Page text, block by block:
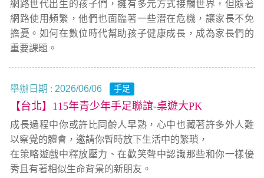
網路世代出生的孩子們，擁有多元方式接觸世界，但隨著
網路使用頻繁，他們也面臨著一些潛在危機，讓家長不免
擔憂。如何在數位時代幫助孩子健康成長，成為家長們的
重要課題。
舉辦日期 : 2026/06/06 手足
【台北】115年青少年手足聯誼-桌遊大PK
成長過程中你或許比同齡人早熟，心中也藏著許多外人難
以察覺的體會，邀請你暫時放下生活中的繁瑣，
在策略遊戲中釋放壓力、在歡笑聲中認識那些和你一樣優
秀且有著相似生命背景的新朋友。